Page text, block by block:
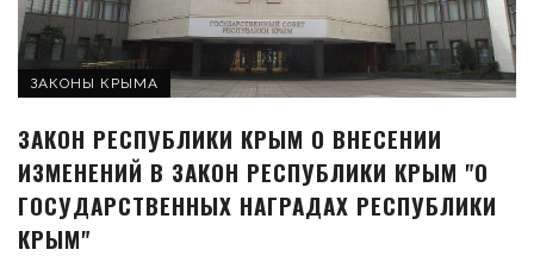
ЗАКОНЫ КРЫМА
ЗАКОН РЕСПУБЛИКИ КРЫМ О ВНЕСЕНИИ
ИЗМЕНЕНИЙ В ЗАКОН РЕСПУБЛИКИ КРЫМ "О
ГОСУДАРСТВЕННЫХ НАГРАДАХ РЕСПУБЛИКИ
КРЫМ"